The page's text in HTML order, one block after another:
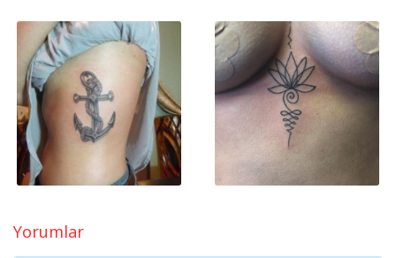
Yorumlar